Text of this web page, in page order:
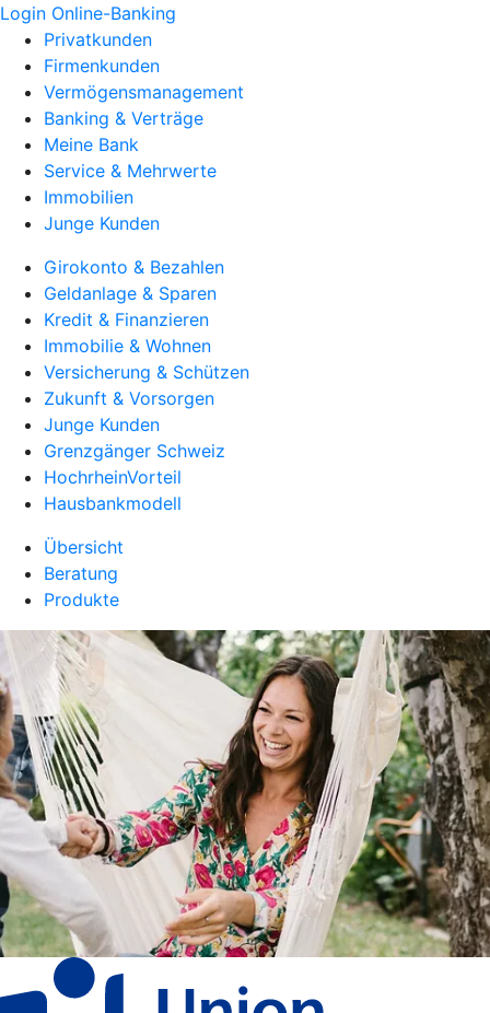
Login Online-Banking
Privatkunden
Firmenkunden
Vermögensmanagement
Banking & Verträge
Meine Bank
Service & Mehrwerte
Immobilien
Junge Kunden
Girokonto & Bezahlen
Geldanlage & Sparen
Kredit & Finanzieren
Immobilie & Wohnen
Versicherung & Schützen
Zukunft & Vorsorgen
Junge Kunden
Grenzgänger Schweiz
HochrheinVorteil
Hausbankmodell
Übersicht
Beratung
Produkte